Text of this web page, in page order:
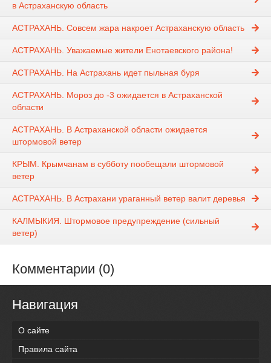
в Астраханскую область
АСТРАХАНЬ. Совсем жара накроет Астраханскую область
АСТРАХАНЬ. Уважаемые жители Енотаевского района!
АСТРАХАНЬ. На Астрахань идет пыльная буря
АСТРАХАНЬ. Мороз до -3 ожидается в Астраханской
области
АСТРАХАНЬ. В Астраханской области ожидается
штормовой ветер
КРЫМ. Крымчанам в субботу пообещали штормовой
ветер
АСТРАХАНЬ. В Астрахани ураганный ветер валит деревья
КАЛМЫКИЯ. Штормовое предупреждение (сильный
ветер)
Комментарии (0)
Навигация
О сайте
Правила сайта